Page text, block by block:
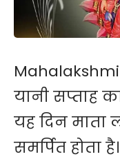
Mahalakshmi
यानी सप्ताह
यह दिन माता
समर्पित होता